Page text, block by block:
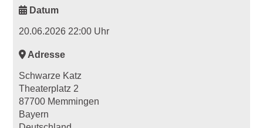
Datum
20.06.2026 22:00 Uhr
Adresse
Schwarze Katz
Theaterplatz 2
87700 Memmingen
Bayern